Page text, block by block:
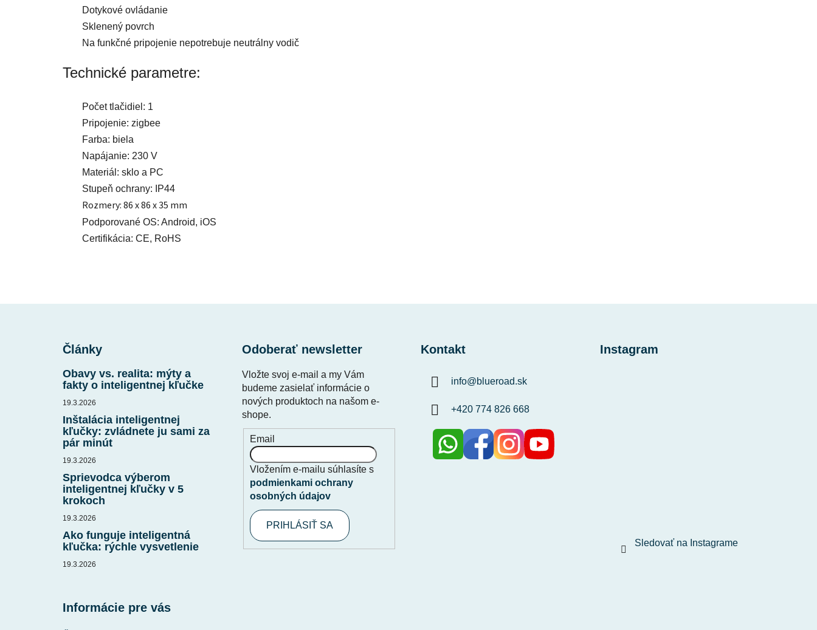
Dotykové ovládanie
Sklenený povrch
Na funkčné pripojenie nepotrebuje neutrálny vodič
Technické parametre:
Počet tlačidiel: 1
Pripojenie: zigbee
Farba: biela
Napájanie: 230 V
Materiál: sklo a PC
Stupeň ochrany: IP44
Rozmery: 86 x 86 x 35 mm
Podporované OS: Android, iOS
Certifikácia: CE, RoHS
Články
Obavy vs. realita: mýty a
fakty o inteligentnej kľučke
19.3.2026
Inštalácia inteligentnej
kľučky: zvládnete ju sami za
pár minút
19.3.2026
Sprievodca výberom
inteligentnej kľučky v 5
krokoch
19.3.2026
Ako funguje inteligentná
kľučka: rýchle vysvetlenie
19.3.2026
Odoberať newsletter
Vložte svoj e-mail a my Vám
budeme zasielať informácie o
nových produktoch na našom e-
shope.
Email
Vložením e-mailu súhlasíte s
podmienkami ochrany
osobných údajov
PRIHLÁSIŤ SA
Kontakt
info@blueroad.sk
+420 774 826 668
Instagram
Sledovať na Instagrame
Informácie pre vás